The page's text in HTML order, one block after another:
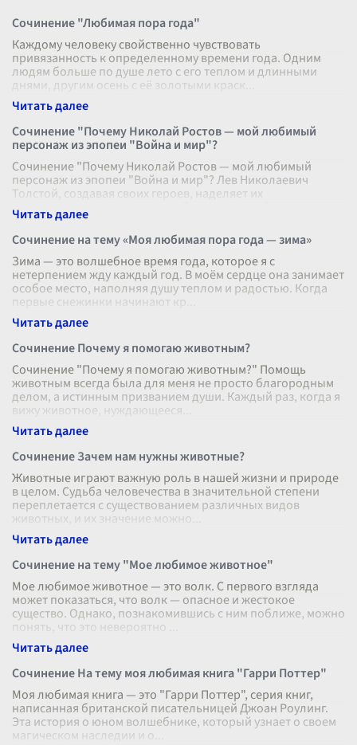
Сочинение "Любимая пора года"
Каждому человеку свойственно чувствовать
привязанность к определенному времени года. Одним
людям больше по душе лето с его теплом и длинными
днями, другим осень с её золотыми краск
Сочинение "Почему Николай Ростов — мой любимый
персонаж из эпопеи "Война и мир"?
Сочинение "Почему Николай Ростов — мой любимый
персонаж из эпопеи "Война и мир"? Лев Николаевич
Толстой, создавая своих героев, наделяет их
многогранностью и жизненной правдоподоб
Сочинение на тему «Моя любимая пора года — зима»
Зима — это волшебное время года, которое я с
нетерпением жду каждый год. В моём сердце она занимает
особое место, наполняя душу теплом и радостью. Когда
первые снежинки начинают кр
Сочинение Почему я помогаю животным?
Сочинение "Почему я помогаю животным?" Помощь
животным всегда была для меня не просто благородным
делом, а истинным призванием души. Каждый раз, когда я
вижу животное, нуждающееся
Сочинение Зачем нам нужны животные?
Животные играют важную роль в нашей жизни и природе
в целом. Судьба человечества в значительной степени
переплетается с существованием различных видов
животных, и их значение можно
Сочинение на тему "Мое любимое животное"
Мое любимое животное — это волк. С первого взгляда
может показаться, что волк — опасное и жестокое
существо. Однако, познакомившись с ним поближе, можно
понять, что это невероятно
Сочинение На тему моя любимая книга "Гарри Поттер"
Моя любимая книга — это "Гарри Поттер", серия книг,
написанная британской писательницей Джоан Роулинг.
Эта история о юном волшебнике, который узнает о своем
магическом наследии и о